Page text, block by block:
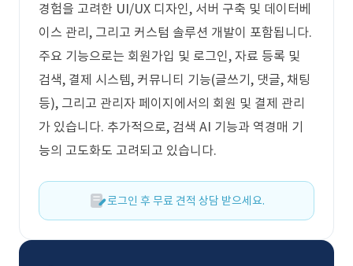
경험을 고려한 UI/UX 디자인, 서버 구축 및 데이터베
이스 관리, 그리고 커스텀 솔루션 개발이 포함됩니다.
주요 기능으로는 회원가입 및 로그인, 자료 등록 및
검색, 결제 시스템, 커뮤니티 기능(글쓰기, 댓글, 채팅
등), 그리고 관리자 페이지에서의 회원 및 결제 관리
가 있습니다. 추가적으로, 검색 AI 기능과 역경매 기
능의 고도화도 고려되고 있습니다.
로그인 후 무료 견적 상담 받으세요.